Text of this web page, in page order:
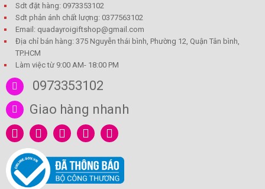
Sdt đặt hàng: 0973353102
Sdt phản ánh chất lượng: 0377563102
Email: quadayroigiftshop@gmail.com
Địa chỉ bán hàng: 375 Nguyễn thái bình, Phường 12, Quận Tân bình,
TP.HCM
Làm việc từ 9:00 AM- 18:00 PM
0973353102
Giao hàng nhanh